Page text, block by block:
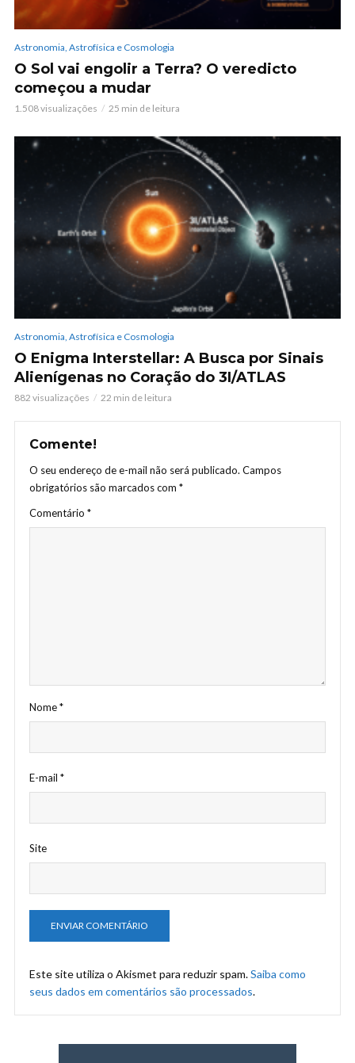
Astronomia, Astrofísica e Cosmologia
O Sol vai engolir a Terra? O veredicto
começou a mudar
1.508 visualizações 25 min de leitura
Astronomia, Astrofísica e Cosmologia
O Enigma Interstellar: A Busca por Sinais
Alienígenas no Coração do 3I/ATLAS
882 visualizações 22 min de leitura
Comente!
O seu endereço de e-mail não será publicado. Campos
obrigatórios são marcados com *
Comentário *
Nome*
E-mail *
Site
Este site utiliza o Akismet para reduzir spam.Saiba como
seus dados em comentários são processados.